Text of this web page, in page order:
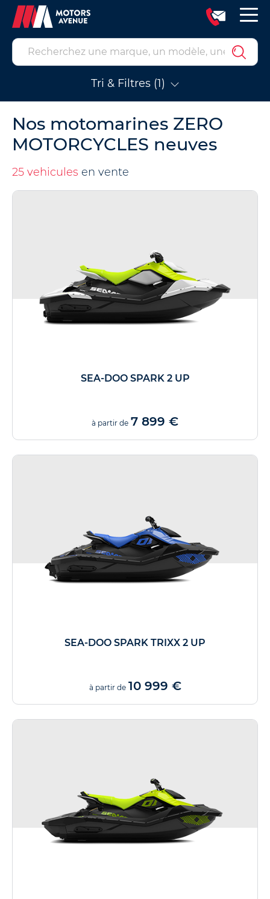
Tri & Filtres (1)
Nos motomarines ZERO
MOTORCYCLES neuves
25 vehicules en vente
SEA-DOO SPARK 2 UP
à partir de 7 899 €
SEA-DOO SPARK TRIXX 2 UP
à partir de 10 999 €